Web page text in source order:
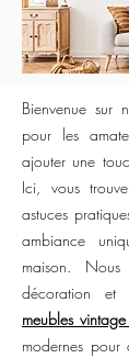
Bienvenue sur
pour les
ajouter une
Ici, vous
astuces
ambiance
maison.
décoration et
meubles
modernes